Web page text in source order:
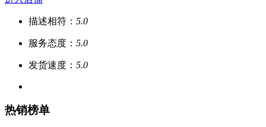
描述相符： 5.0
服务态度： 5.0
发货速度： 5.0
热销榜单